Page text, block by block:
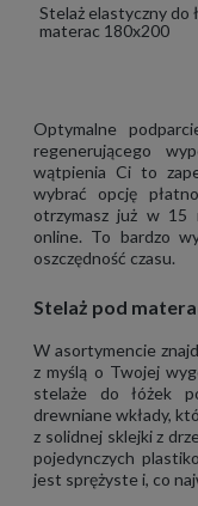
Stelaż elastyczny do
materac 180x200
Optymalne
regenerującego
wątpienia Ci to
wybrać opcję
otrzymasz już w 15
online. To bardzo
oszczędność czasu.
Stelaż pod
W asortymencie
z myślą o Twojej
stelaże do łóżek
drewniane wkłady,
z solidnej sklejki z
pojedynczych
jest sprężyste i, co